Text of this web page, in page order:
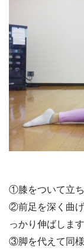
①膝をついて立ち
②前足を深く曲
っかり伸ばします
③脚を代えて同様